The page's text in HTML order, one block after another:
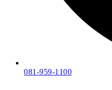
081-959-1100